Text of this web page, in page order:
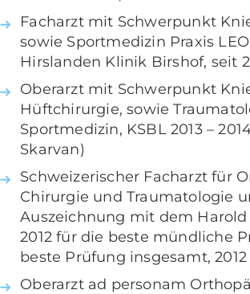
Facharzt mit Schwerpunkt
sowie Sportmedizin Praxis
Hirslanden Klinik Birshof, seit
Oberarzt mit Schwerpunkt
Hüftchirurgie, sowie
Sportmedizin, KSBL 2013 –
Skarvan)
Schweizerischer Facharzt für
Chirurgie und Traumatologie
Auszeichnung mit dem Harold
2012 für die beste mündliche
beste Prüfung insgesamt, 2012
Oberarzt ad personam